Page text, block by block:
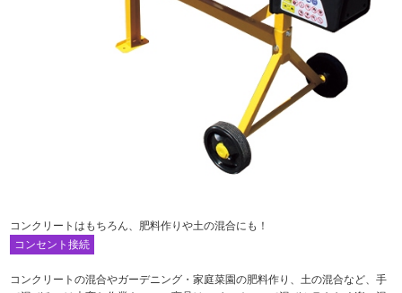
コンクリートはもちろん、肥料作りや土の混合にも！
コンセント接続
コンクリートの混合やガーデニング・家庭菜園の肥料作り、土の混合など、手